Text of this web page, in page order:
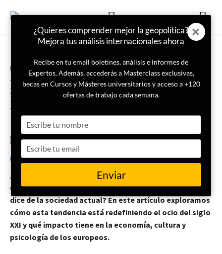
Portada
La revolución del ocio creativo en
Europa: ¿por qué el mundo
redescubre el arte de crear?
LISA News
¿Por qué las actividades que requieren desconexión
digital están ganando tanta fuerza en Europa y qué nos
dice de la sociedad actual? En este artículo exploramos
cómo esta tendencia está redefiniendo el ocio del siglo
XXI y qué impacto tiene en la economía, cultura y
psicología de los europeos.
¿Quieres comprender mejor la geopolítica?
Mejora tus análisis internacionales ahora
Recibe en tu email boletines, análisis e informes de
Expertos. Además, accederás a Masterclass exclusivas,
becas en Cursos y Másteres universitarios y acceso a +120
ofertas de trabajo cada semana.
your
name
your
email
Enviar